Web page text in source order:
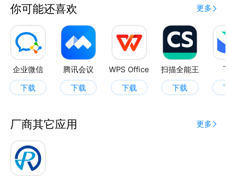
你可能还喜欢 更多
企业微信
下载
腾讯会议
下载
WPS Office
下载
扫描全能王
下载
厂商其它应用 更多